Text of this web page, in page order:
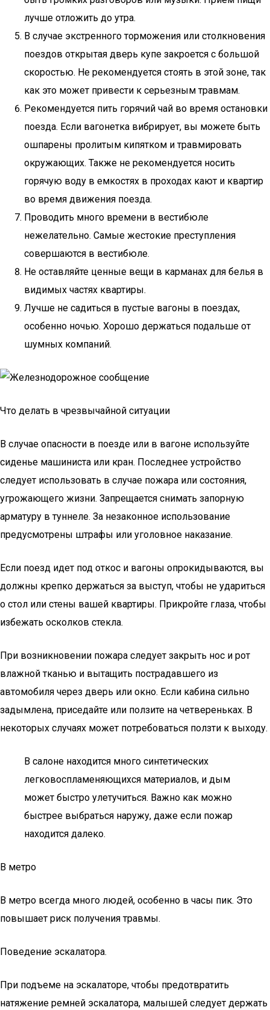
лучше отложить до утра.
В случае экстренного торможения или столкновения
поездов открытая дверь купе закроется с большой
скоростью. Не рекомендуется стоять в этой зоне, так
как это может привести к серьезным травмам.
Рекомендуется пить горячий чай во время остановки
поезда. Если вагонетка вибрирует, вы можете быть
ошпарены пролитым кипятком и травмировать
окружающих. Также не рекомендуется носить
горячую воду в емкостях в проходах кают и квартир
во время движения поезда.
Проводить много времени в вестибюле
нежелательно. Самые жестокие преступления
совершаются в вестибюле.
Не оставляйте ценные вещи в карманах для белья в
видимых частях квартиры.
Лучше не садиться в пустые вагоны в поездах,
особенно ночью. Хорошо держаться подальше от
шумных компаний.
Что делать в чрезвычайной ситуации
В случае опасности в поезде или в вагоне используйте
сиденье машиниста или кран. Последнее устройство
следует использовать в случае пожара или состояния,
угрожающего жизни. Запрещается снимать запорную
арматуру в туннеле. За незаконное использование
предусмотрены штрафы или уголовное наказание.
Если поезд идет под откос и вагоны опрокидываются, вы
должны крепко держаться за выступ, чтобы не удариться
о стол или стены вашей квартиры. Прикройте глаза, чтобы
избежать осколков стекла.
При возникновении пожара следует закрыть нос и рот
влажной тканью и вытащить пострадавшего из
автомобиля через дверь или окно. Если кабина сильно
задымлена, приседайте или ползите на четвереньках. В
некоторых случаях может потребоваться ползти к выходу.
В салоне находится много синтетических
легковоспламеняющихся материалов, и дым
может быстро улетучиться. Важно как можно
быстрее выбраться наружу, даже если пожар
находится далеко.
В метро
В метро всегда много людей, особенно в часы пик. Это
повышает риск получения травмы.
Поведение эскалатора.
При подъеме на эскалаторе, чтобы предотвратить
натяжение ремней эскалатора, малышей следует держать